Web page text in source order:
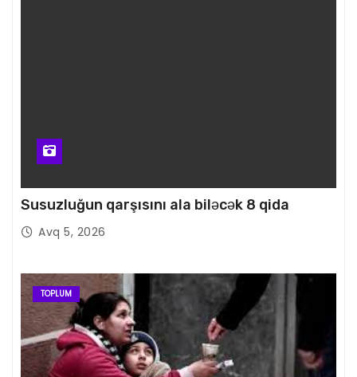
Susuzluğun qarşısını ala biləcək 8 qida
Avq 5, 2026
TOPLUM